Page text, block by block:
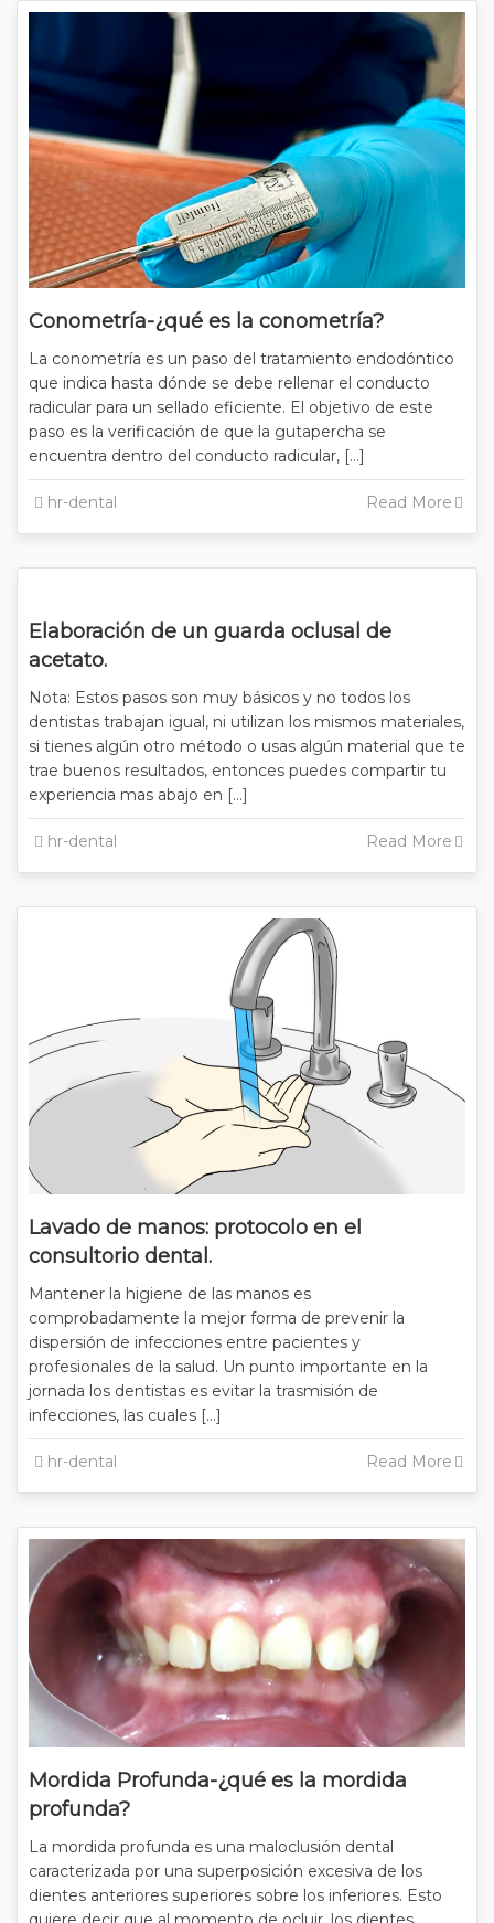
Conometría-¿qué es la conometría?
La conometría es un paso del tratamiento endodóntico
que indica hasta dónde se debe rellenar el conducto
radicular para un sellado eficiente. El objetivo de este
paso es la verificación de que la gutapercha se
encuentra dentro del conducto radicular, […]
hr-dental Read More
Elaboración de un guarda oclusal de
acetato.
Nota: Estos pasos son muy básicos y no todos los
dentistas trabajan igual, ni utilizan los mismos materiales,
si tienes algún otro método o usas algún material que te
trae buenos resultados, entonces puedes compartir tu
experiencia mas abajo en […]
hr-dental Read More
Lavado de manos: protocolo en el
consultorio dental.
Mantener la higiene de las manos es
comprobadamente la mejor forma de prevenir la
dispersión de infecciones entre pacientes y
profesionales de la salud. Un punto importante en la
jornada los dentistas es evitar la trasmisión de
infecciones, las cuales […]
hr-dental Read More
Mordida Profunda-¿qué es la mordida
profunda?
La mordida profunda es una maloclusión dental
caracterizada por una superposición excesiva de los
dientes anteriores superiores sobre los inferiores. Esto